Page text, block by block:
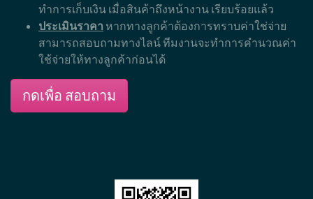
ทำการเก็บเงิน เมื่อสินค้าถึงหน้างาน เรียบร้อยแล้ว
ประเมินราคา หากทางลูกค้าต้องการทราบค่าใช่จ่าย
สามารถสอบถามทางไลน์ ทีมงานจะทำการคำนวณค่า
ใช้จ่ายให้ทางลูกค้าก่อนได้
กดเพื่อ สอบถาม